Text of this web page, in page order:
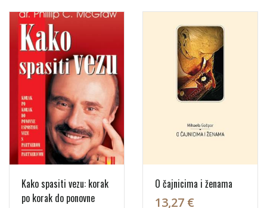
Kako spasiti vezu: korak
po korak do ponovne
O čajnicima i ženama
13,27 €